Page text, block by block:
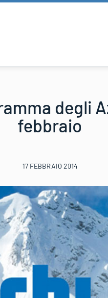
degli
febbraio
17 FEBBRAIO 2014